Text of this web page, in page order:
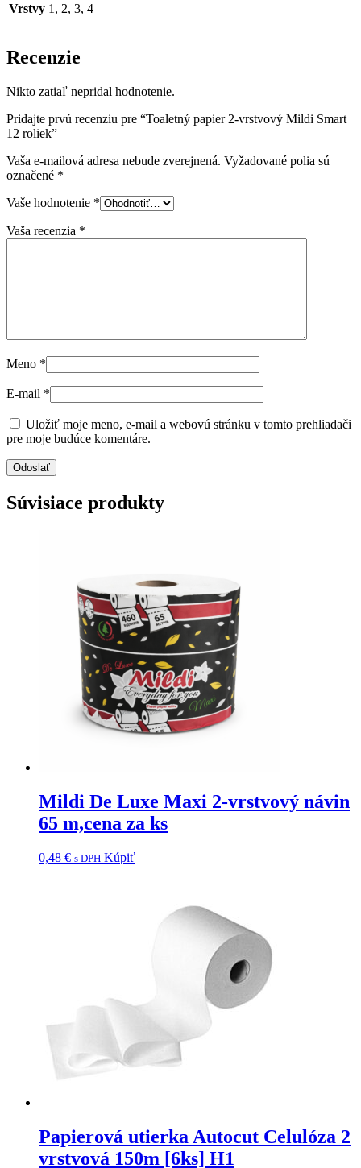
Vrstvy 1, 2, 3, 4
Recenzie
Nikto zatiaľ nepridal hodnotenie.
Pridajte prvú recenziu pre “Toaletný papier 2-vrstvový Mildi Smart
12 roliek”
Vaša e-mailová adresa nebude zverejnená. Vyžadované polia sú
označené *
Vaše hodnotenie *
Vaša recenzia *
Meno *
E-mail *
Uložiť moje meno, e-mail a webovú stránku v tomto prehliadači
pre moje budúce komentáre.
Súvisiace produkty
Mildi De Luxe Maxi 2-vrstvový návin
65 m,cena za ks
0,48 € s DPH Kúpiť
Papierová utierka Autocut Celulóza 2
vrstvová 150m [6ks] H1